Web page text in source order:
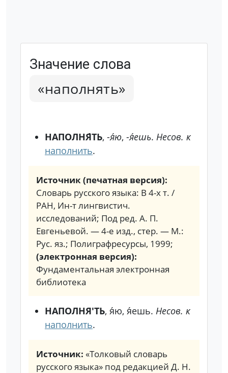
Значение слова
«наполнять»
НАПОЛНЯ́ТЬ, -я́ю, -я́ешь. Несов. к
наполнить.
Источник (печатная версия):
Словарь русского языка: В 4-х т. /
РАН, Ин-т лингвистич.
исследований; Под ред. А. П.
Евгеньевой. — 4-е изд., стер. — М.:
Рус. яз.; Полиграфресурсы, 1999;
(электронная версия):
Фундаментальная электронная
библиотека
НАПОЛНЯ'ТЬ, я́ю, я́ешь. Несов. к
наполнить.
Источник: «Толковый словарь
русского языка» под редакцией Д. Н.